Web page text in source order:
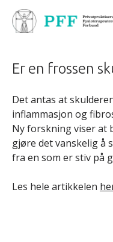
Er en frossen
Det antas at
inflammasjon og
Ny forskning viser at
gjøre det vanskelig å
fra en som er stiv på
Les hele artikkelen